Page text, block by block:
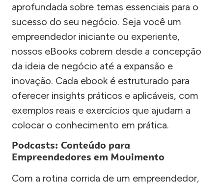
aprofundada sobre temas essenciais para o
sucesso do seu negócio. Seja você um
empreendedor iniciante ou experiente,
nossos eBooks cobrem desde a concepção
da ideia de negócio até a expansão e
inovação. Cada ebook é estruturado para
oferecer insights práticos e aplicáveis, com
exemplos reais e exercícios que ajudam a
colocar o conhecimento em prática.
Podcasts: Conteúdo para
Empreendedores em Movimento
Com a rotina corrida de um empreendedor,